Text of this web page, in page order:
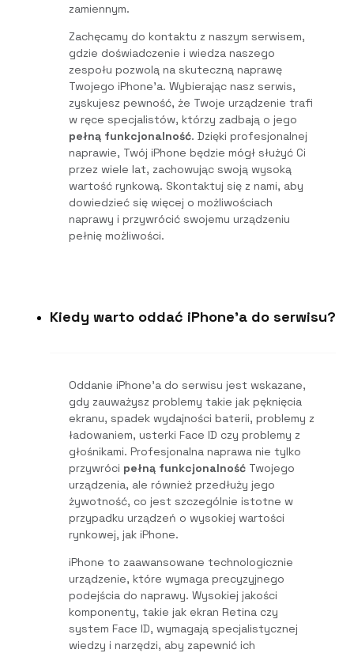
zamiennym.
Zachęcamy do kontaktu z naszym serwisem,
gdzie doświadczenie i wiedza naszego
zespołu pozwolą na skuteczną naprawę
Twojego iPhone’a. Wybierając nasz serwis,
zyskujesz pewność, że Twoje urządzenie trafi
w ręce specjalistów, którzy zadbają o jego
pełną funkcjonalność. Dzięki profesjonalnej
naprawie, Twój iPhone będzie mógł służyć Ci
przez wiele lat, zachowując swoją wysoką
wartość rynkową. Skontaktuj się z nami, aby
dowiedzieć się więcej o możliwościach
naprawy i przywrócić swojemu urządzeniu
pełnię możliwości.
Kiedy warto oddać iPhone'a do serwisu?
Oddanie iPhone’a do serwisu jest wskazane,
gdy zauważysz problemy takie jak pęknięcia
ekranu, spadek wydajności baterii, problemy z
ładowaniem, usterki Face ID czy problemy z
głośnikami. Profesjonalna naprawa nie tylko
przywróci pełną funkcjonalność Twojego
urządzenia, ale również przedłuży jego
żywotność, co jest szczególnie istotne w
przypadku urządzeń o wysokiej wartości
rynkowej, jak iPhone.
iPhone to zaawansowane technologicznie
urządzenie, które wymaga precyzyjnego
podejścia do naprawy. Wysokiej jakości
komponenty, takie jak ekran Retina czy
system Face ID, wymagają specjalistycznej
wiedzy i narzędzi, aby zapewnić ich